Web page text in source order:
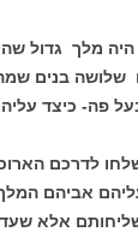
מלך גדול
שלושה בנים
פה- כיצד
לדרכם
אביהם
אלא שעד